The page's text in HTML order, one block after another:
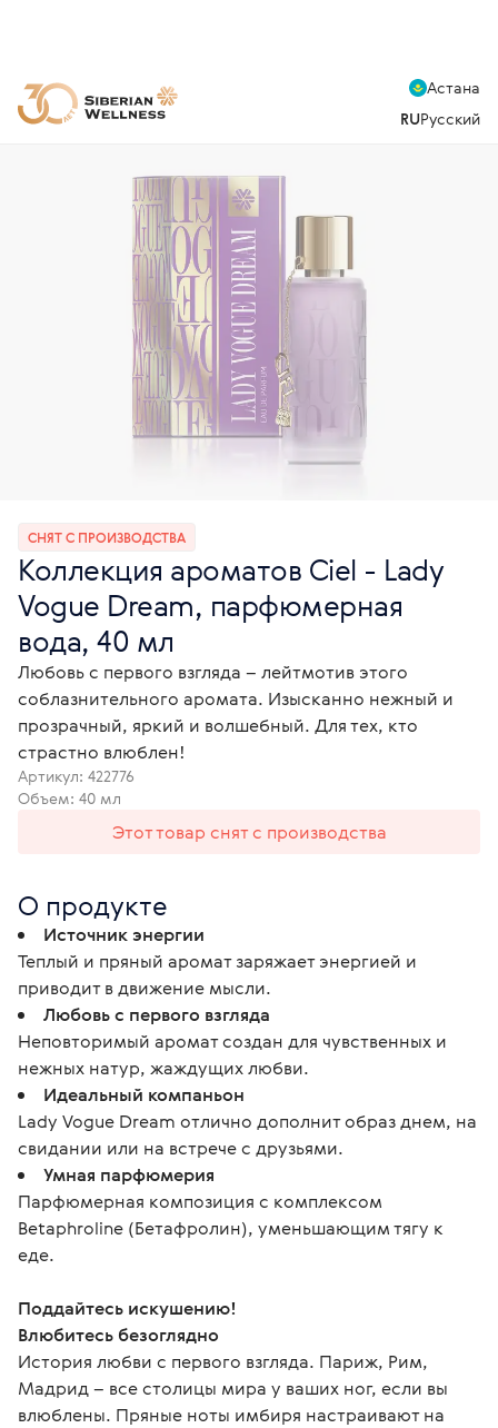
Астана
RUРусский
СНЯТ С ПРОИЗВОДСТВА
Коллекция ароматов Ciel - Lady
Vogue Dream, парфюмерная
вода, 40 мл
Любовь с первого взгляда – лейтмотив этого
соблазнительного аромата. Изысканно нежный и
прозрачный, яркий и волшебный. Для тех, кто
страстно влюблен!
Артикул: 422776
Объем: 40 мл
Этот товар снят с производства
О продукте
Источник энергии
Теплый и пряный аромат заряжает энергией и
приводит в движение мысли.
Любовь с первого взгляда
Неповторимый аромат создан для чувственных и
нежных натур, жаждущих любви.
Идеальный компаньон
Lady Vogue Dream отлично дополнит образ днем, на
свидании или на встрече с друзьями.
Умная парфюмерия
Парфюмерная композиция с комплексом
Betaphroline (Бетафролин), уменьшающим тягу к
еде.
Поддайтесь искушению!
Влюбитесь безоглядно
История любви с первого взгляда. Париж, Рим,
Мадрид – все столицы мира у ваших ног, если вы
влюблены. Пряные ноты имбиря настраивают на